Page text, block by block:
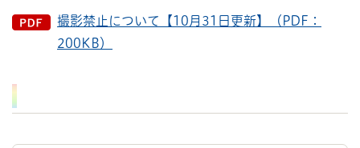
撮影禁止について【10月31日更新】（PDF：
200KB）